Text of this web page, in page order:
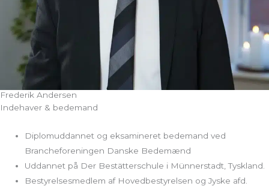
Frederik Andersen
Indehaver & bedemand
Diplomuddannet og eksamineret bedemand ved
Brancheforeningen Danske Bedemænd
Uddannet på Der Bestätterschule i Münnerstadt, Tyskland.
Bestyrelsesmedlem af Hovedbestyrelsen og Jyske afd.